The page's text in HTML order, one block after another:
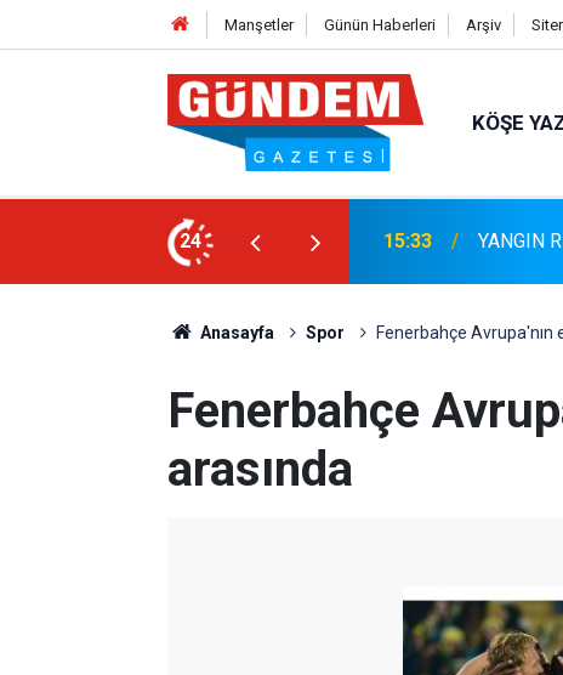
Manşetler Günün Haberleri Arşiv
KÖŞE
24 15:06
Anasayfa Spor Fenerbahçe Avrupa'nın
Fenerbahçe
arasında